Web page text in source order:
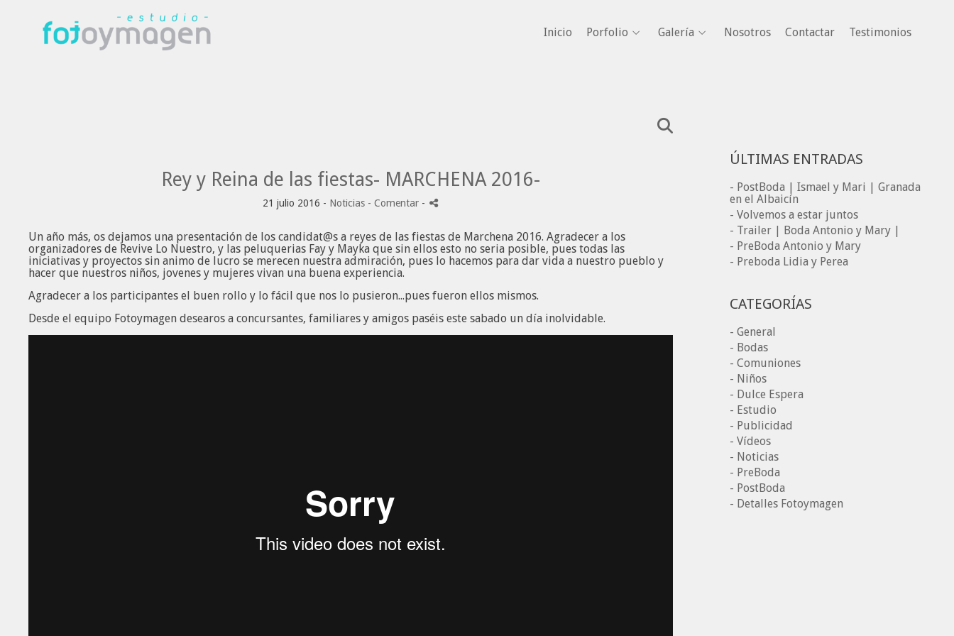
Inicio Porfolio Galería Nosotros Contactar Testimonios
Rey y Reina de las fiestas- MARCHENA 2016-
21 julio 2016 - Noticias - Comentar -
Un año más, os dejamos una presentación de los candidat@s a reyes de las fiestas de Marchena 2016. Agradecer a los
organizadores de Revive Lo Nuestro, y las peluquerias Fay y Mayka que sin ellos esto no seria posible, pues todas las
iniciativas y proyectos sin animo de lucro se merecen nuestra admiración, pues lo hacemos para dar vida a nuestro pueblo y
hacer que nuestros niños, jovenes y mujeres vivan una buena experiencia.
Agradecer a los participantes el buen rollo y lo fácil que nos lo pusieron...pues fueron ellos mismos.
Desde el equipo Fotoymagen desearos a concursantes, familiares y amigos paséis este sabado un día inolvidable.
ÚLTIMAS ENTRADAS
- PostBoda | Ismael y Mari | Granada
en el Albaicín
- Volvemos a estar juntos
- Trailer | Boda Antonio y Mary |
- PreBoda Antonio y Mary
- Preboda Lidia y Perea
CATEGORÍAS
- General
- Bodas
- Comuniones
- Niños
- Dulce Espera
- Estudio
- Publicidad
- Vídeos
- Noticias
- PreBoda
- PostBoda
- Detalles Fotoymagen